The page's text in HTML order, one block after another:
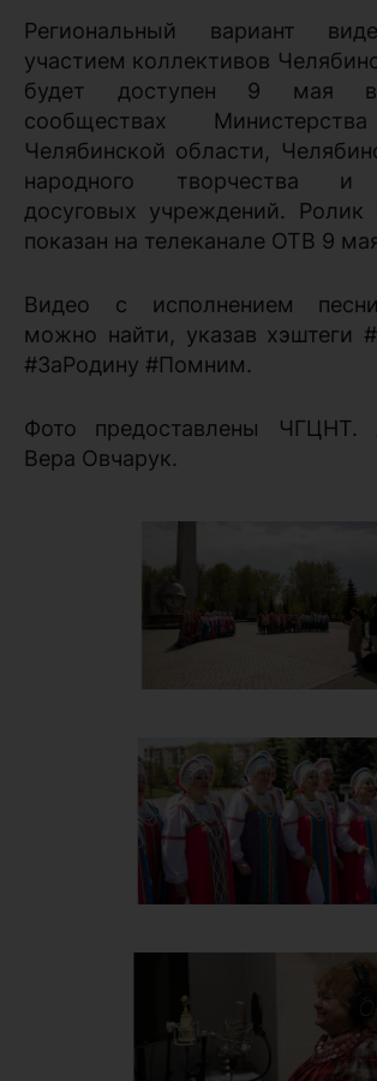
Региональный вариант
участием коллективов
будет доступен 9 мая в
сообществах
Челябинской области,
народного творчества и
досуговых учреждений. Ролик
показан на телеканале ОТВ 9
Видео с исполнением
можно найти, указав хэштеги
#ЗаРодину #Помним.
Фото предоставлены ЧГЦНТ.
Вера Овчарук.